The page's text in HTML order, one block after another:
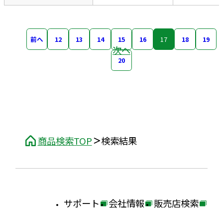
商品検索TOP 検索結果
前へ 12 13 14 15 16 17 18 19
20
次へ
サポート 会社情報 販売店検索